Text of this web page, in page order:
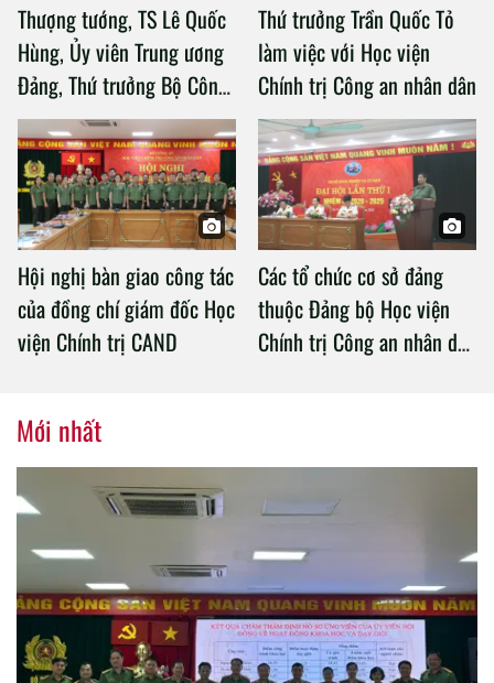
Thượng tướng, TS Lê Quốc
Hùng, Ủy viên Trung ương
Đảng, Thứ trưởng Bộ Công
an làm việc với Học viện
Chính trị Công an nhân dân
Thứ trưởng Trần Quốc Tỏ
làm việc với Học viện
Chính trị Công an nhân dân
Hội nghị bàn giao công tác
của đồng chí giám đốc Học
viện Chính trị CAND
Các tổ chức cơ sở đảng
thuộc Đảng bộ Học viện
Chính trị Công an nhân dân
Mới nhất